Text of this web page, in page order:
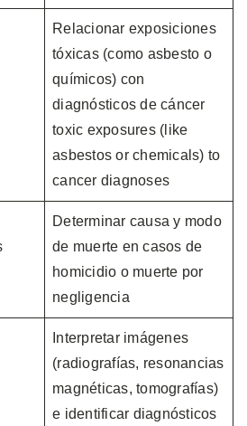
Relacionar exposiciones
tóxicas (como asbesto o
químicos) con
diagnósticos de cáncer
toxic exposures (like
asbestos or chemicals) to
cancer diagnoses
Determinar causa y modo
de muerte en casos de
homicidio o muerte por
negligencia
Interpretar imágenes
(radiografías, resonancias
magnéticas, tomografías)
e identificar diagnósticos